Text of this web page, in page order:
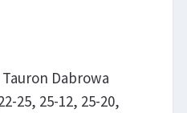
Dabrowa
25, 25-12, 25-20,